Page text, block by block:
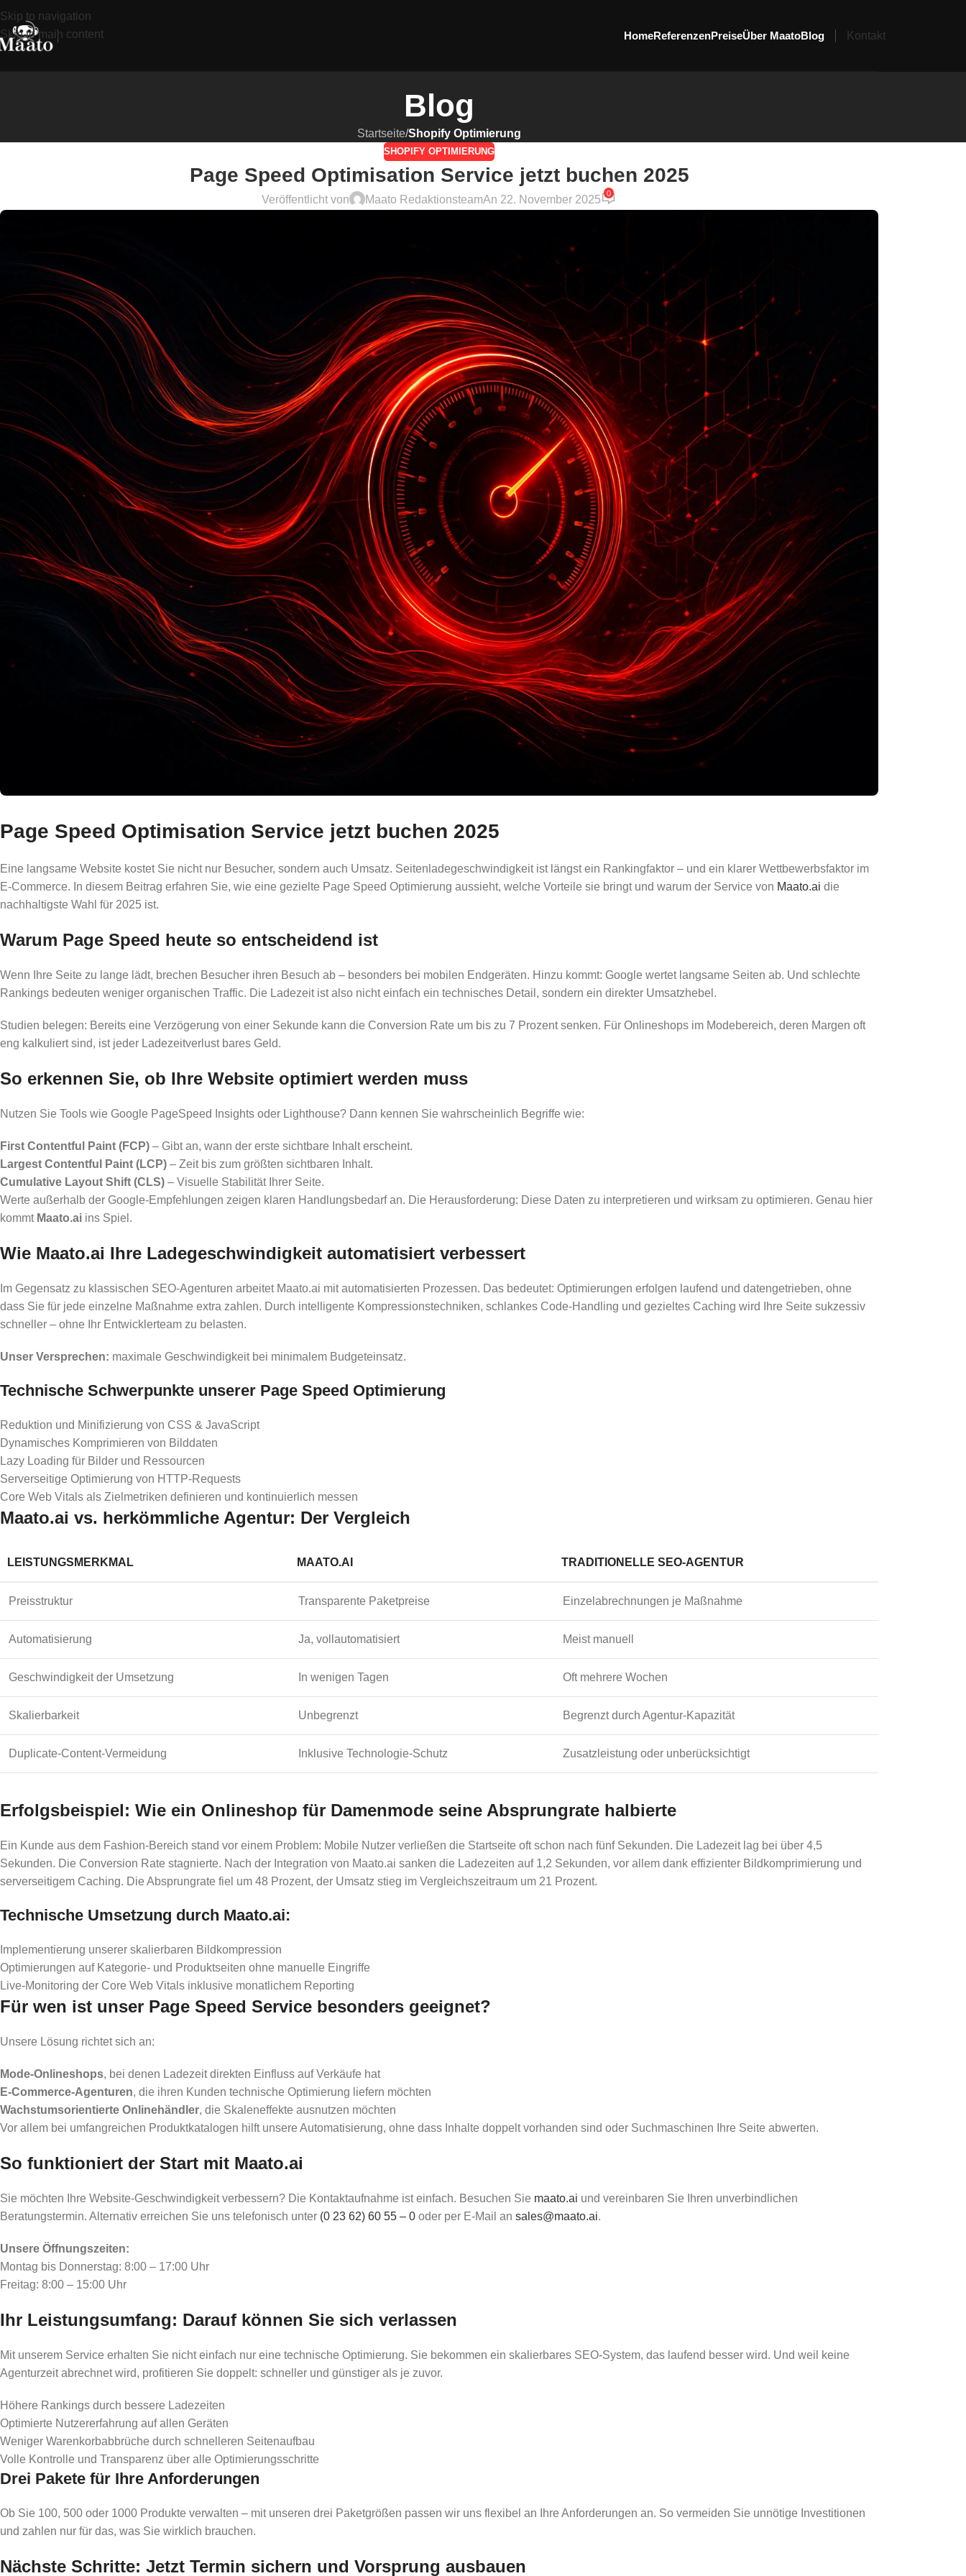
Skip to navigation
Skip to main content
HomeReferenzenPreiseÜber MaatoBlog Kontakt
Blog
Startseite/Shopify Optimierung
SHOPIFY OPTIMIERUNG
Page Speed Optimisation Service jetzt buchen 2025
Veröffentlicht von Maato RedaktionsteamAn 22. November 2025
0
Page Speed Optimisation Service jetzt buchen 2025
Eine langsame Website kostet Sie nicht nur Besucher, sondern auch Umsatz. Seitenladegeschwindigkeit ist längst ein Rankingfaktor – und ein klarer Wettbewerbsfaktor im
E-Commerce. In diesem Beitrag erfahren Sie, wie eine gezielte Page Speed Optimierung aussieht, welche Vorteile sie bringt und warum der Service von Maato.ai die
nachhaltigste Wahl für 2025 ist.
Warum Page Speed heute so entscheidend ist
Wenn Ihre Seite zu lange lädt, brechen Besucher ihren Besuch ab – besonders bei mobilen Endgeräten. Hinzu kommt: Google wertet langsame Seiten ab. Und schlechte
Rankings bedeuten weniger organischen Traffic. Die Ladezeit ist also nicht einfach ein technisches Detail, sondern ein direkter Umsatzhebel.
Studien belegen: Bereits eine Verzögerung von einer Sekunde kann die Conversion Rate um bis zu 7 Prozent senken. Für Onlineshops im Modebereich, deren Margen oft
eng kalkuliert sind, ist jeder Ladezeitverlust bares Geld.
So erkennen Sie, ob Ihre Website optimiert werden muss
Nutzen Sie Tools wie Google PageSpeed Insights oder Lighthouse? Dann kennen Sie wahrscheinlich Begriffe wie:
First Contentful Paint (FCP) – Gibt an, wann der erste sichtbare Inhalt erscheint.
Largest Contentful Paint (LCP) – Zeit bis zum größten sichtbaren Inhalt.
Cumulative Layout Shift (CLS) – Visuelle Stabilität Ihrer Seite.
Werte außerhalb der Google-Empfehlungen zeigen klaren Handlungsbedarf an. Die Herausforderung: Diese Daten zu interpretieren und wirksam zu optimieren. Genau hier
kommt Maato.ai ins Spiel.
Wie Maato.ai Ihre Ladegeschwindigkeit automatisiert verbessert
Im Gegensatz zu klassischen SEO-Agenturen arbeitet Maato.ai mit automatisierten Prozessen. Das bedeutet: Optimierungen erfolgen laufend und datengetrieben, ohne
dass Sie für jede einzelne Maßnahme extra zahlen. Durch intelligente Kompressionstechniken, schlankes Code-Handling und gezieltes Caching wird Ihre Seite sukzessiv
schneller – ohne Ihr Entwicklerteam zu belasten.
Unser Versprechen: maximale Geschwindigkeit bei minimalem Budgeteinsatz.
Technische Schwerpunkte unserer Page Speed Optimierung
Reduktion und Minifizierung von CSS & JavaScript
Dynamisches Komprimieren von Bilddaten
Lazy Loading für Bilder und Ressourcen
Serverseitige Optimierung von HTTP-Requests
Core Web Vitals als Zielmetriken definieren und kontinuierlich messen
Maato.ai vs. herkömmliche Agentur: Der Vergleich
LEISTUNGSMERKMAL MAATO.AI TRADITIONELLE SEO-AGENTUR
Preisstruktur Transparente Paketpreise Einzelabrechnungen je Maßnahme
Automatisierung Ja, vollautomatisiert Meist manuell
Geschwindigkeit der Umsetzung In wenigen Tagen Oft mehrere Wochen
Skalierbarkeit Unbegrenzt Begrenzt durch Agentur-Kapazität
Duplicate-Content-Vermeidung Inklusive Technologie-Schutz Zusatzleistung oder unberücksichtigt
Erfolgsbeispiel: Wie ein Onlineshop für Damenmode seine Absprungrate halbierte
Ein Kunde aus dem Fashion-Bereich stand vor einem Problem: Mobile Nutzer verließen die Startseite oft schon nach fünf Sekunden. Die Ladezeit lag bei über 4,5
Sekunden. Die Conversion Rate stagnierte. Nach der Integration von Maato.ai sanken die Ladezeiten auf 1,2 Sekunden, vor allem dank effizienter Bildkomprimierung und
serverseitigem Caching. Die Absprungrate fiel um 48 Prozent, der Umsatz stieg im Vergleichszeitraum um 21 Prozent.
Technische Umsetzung durch Maato.ai:
Implementierung unserer skalierbaren Bildkompression
Optimierungen auf Kategorie- und Produktseiten ohne manuelle Eingriffe
Live-Monitoring der Core Web Vitals inklusive monatlichem Reporting
Für wen ist unser Page Speed Service besonders geeignet?
Unsere Lösung richtet sich an:
Mode-Onlineshops, bei denen Ladezeit direkten Einfluss auf Verkäufe hat
E-Commerce-Agenturen, die ihren Kunden technische Optimierung liefern möchten
Wachstumsorientierte Onlinehändler, die Skaleneffekte ausnutzen möchten
Vor allem bei umfangreichen Produktkatalogen hilft unsere Automatisierung, ohne dass Inhalte doppelt vorhanden sind oder Suchmaschinen Ihre Seite abwerten.
So funktioniert der Start mit Maato.ai
Sie möchten Ihre Website-Geschwindigkeit verbessern? Die Kontaktaufnahme ist einfach. Besuchen Sie maato.ai und vereinbaren Sie Ihren unverbindlichen
Beratungstermin. Alternativ erreichen Sie uns telefonisch unter (0 23 62) 60 55 – 0 oder per E-Mail an sales@maato.ai.
Unsere Öffnungszeiten:
Montag bis Donnerstag: 8:00 – 17:00 Uhr
Freitag: 8:00 – 15:00 Uhr
Ihr Leistungsumfang: Darauf können Sie sich verlassen
Mit unserem Service erhalten Sie nicht einfach nur eine technische Optimierung. Sie bekommen ein skalierbares SEO-System, das laufend besser wird. Und weil keine
Agenturzeit abrechnet wird, profitieren Sie doppelt: schneller und günstiger als je zuvor.
Höhere Rankings durch bessere Ladezeiten
Optimierte Nutzererfahrung auf allen Geräten
Weniger Warenkorbabbrüche durch schnelleren Seitenaufbau
Volle Kontrolle und Transparenz über alle Optimierungsschritte
Drei Pakete für Ihre Anforderungen
Ob Sie 100, 500 oder 1000 Produkte verwalten – mit unseren drei Paketgrößen passen wir uns flexibel an Ihre Anforderungen an. So vermeiden Sie unnötige Investitionen
und zahlen nur für das, was Sie wirklich brauchen.
Nächste Schritte: Jetzt Termin sichern und Vorsprung ausbauen